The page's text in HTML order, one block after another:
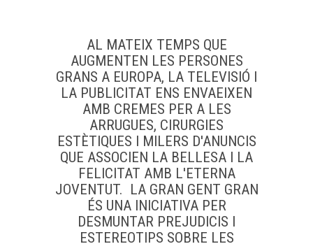
AL MATEIX TEMPS QUE
AUGMENTEN LES PERSONES
GRANS A EUROPA, LA TELEVISIÓ I
LA PUBLICITAT ENS ENVAEIXEN
AMB CREMES PER A LES
ARRUGUES, CIRURGIES
ESTÈTIQUES I MILERS D'ANUNCIS
QUE ASSOCIEN LA BELLESA I LA
FELICITAT AMB L'ETERNA
JOVENTUT. LA GRAN GENT GRAN
ÉS UNA INICIATIVA PER
DESMUNTAR PREJUDICIS I
ESTEREOTIPS SOBRE LES